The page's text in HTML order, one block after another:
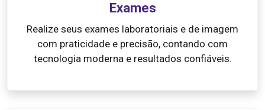
Exames
Realize seus exames laboratoriais e de imagem
com praticidade e precisão, contando com
tecnologia moderna e resultados confiáveis.